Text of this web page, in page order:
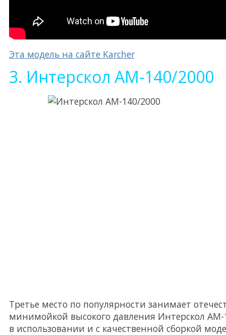
Эта модель на сайте Karcher
3. Интерскол АМ-140/2000
Третье место по популярности занимает
минимойкой высокого давления Интерскол АМ-
в использовании и с качественной сборкой